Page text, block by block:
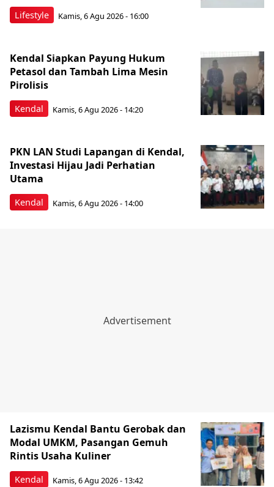
Lifestyle Kamis, 6 Agu 2026 - 16:00
Kendal
Kendal Siapkan Payung Hukum
Petasol dan Tambah Lima Mesin
Pirolisis
Kamis, 6 Agu 2026 - 14:20
Kendal
PKN LAN Studi Lapangan di Kendal,
Investasi Hijau Jadi Perhatian
Utama
Kamis, 6 Agu 2026 - 14:00
Kendal
Lazismu Kendal Bantu Gerobak dan
Modal UMKM, Pasangan Gemuh
Rintis Usaha Kuliner
Kamis, 6 Agu 2026 - 13:42